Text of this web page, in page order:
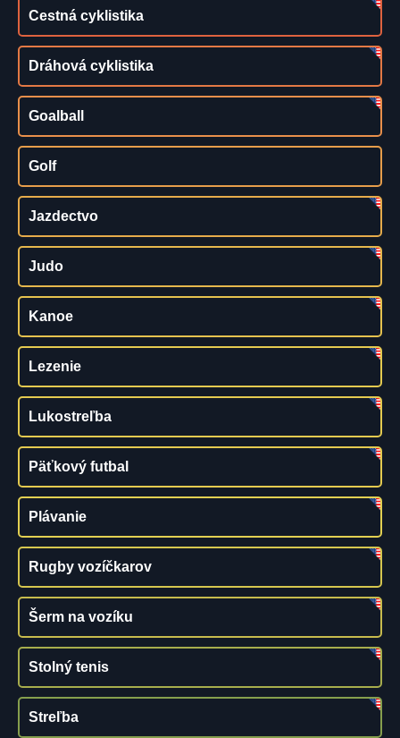
Cestná cyklistika
Dráhová cyklistika
Goalball
Golf
Jazdectvo
Judo
Kanoe
Lezenie
Lukostreľba
Päťkový futbal
Plávanie
Rugby vozíčkarov
Šerm na vozíku
Stolný tenis
Streľba